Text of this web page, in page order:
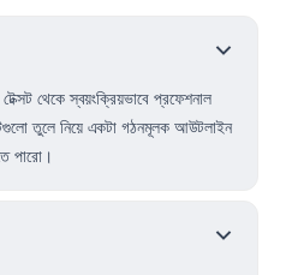
থেকে স্বয়ংক্রিয়ভাবে প্রফেশনাল
তুলে নিয়ে একটা গঠনমূলক আউটলাইন
পারো।